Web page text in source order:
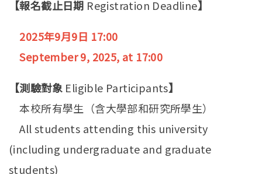
【報名截止日期 Registration Deadline】
2025年9月9日 17:00
September 9, 2025, at 17:00
【測驗對象 Eligible Participants】
本校所有學生（含大學部和研究所學生）
All students attending this university
(including undergraduate and graduate
students)